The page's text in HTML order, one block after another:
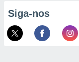
Siga-nos